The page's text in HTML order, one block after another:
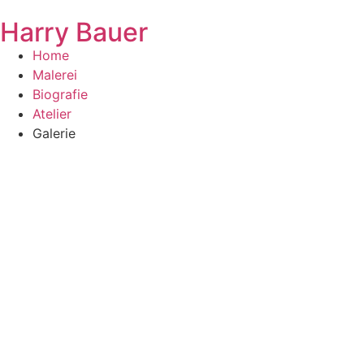
Harry Bauer
Home
Malerei
Biografie
Atelier
Galerie